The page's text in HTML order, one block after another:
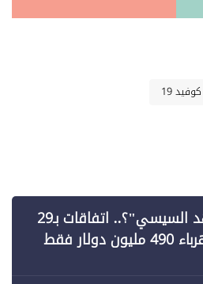
كوفيد 19
أين ذهبت قروض "عهد السيسي"؟.. اتفاقات بـ29
مليار دولار لقطاع الكهرباء 490 مليون دولار فقط